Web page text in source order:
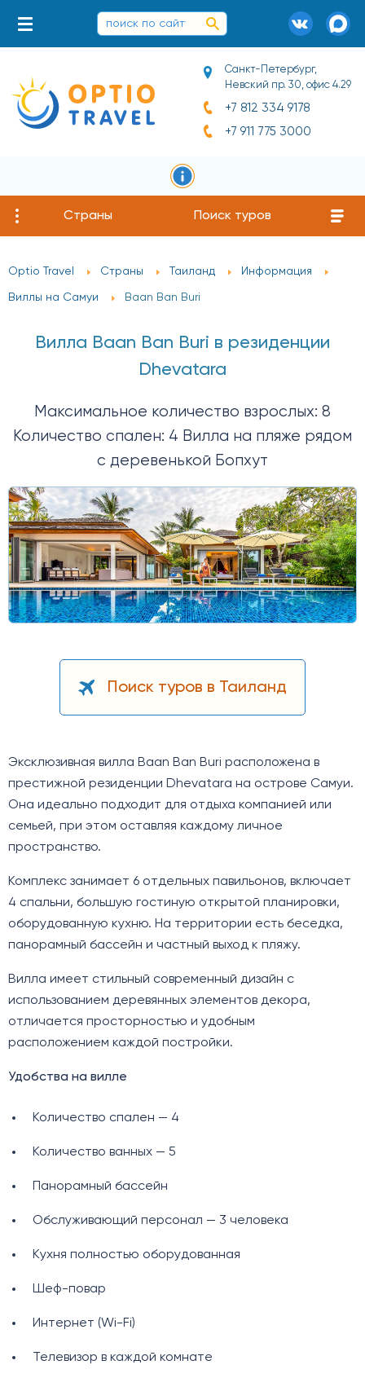
Санкт-Петербург,
Невский пр. 30, офис 4.29
+7 812 334 9178
+7 911 775 3000
Страны Поиск туров
Optio Travel Страны Таиланд Информация
Виллы на Самуи Baan Ban Buri
Вилла Baan Ban Buri в резиденции
Dhevatara
Максимальное количество взрослых: 8
Количество спален: 4 Вилла на пляже рядом
с деревенькой Бопхут
Поиск туров в Таиланд
Эксклюзивная вилла Baan Ban Buri расположена в
престижной резиденции Dhevatara на острове Самуи.
Она идеально подходит для отдыха компанией или
семьей, при этом оставляя каждому личное
пространство.
Комплекс занимает 6 отдельных павильонов, включает
4 спальни, большую гостиную открытой планировки,
оборудованную кухню. На территории есть беседка,
панорамный бассейн и частный выход к пляжу.
Вилла имеет стильный современный дизайн с
использованием деревянных элементов декора,
отличается просторностью и удобным
расположением каждой постройки.
Удобства на вилле
Количество спален — 4
Количество ванных — 5
Панорамный бассейн
Обслуживающий персонал — 3 человека
Кухня полностью оборудованная
Шеф-повар
Интернет (Wi-Fi)
Телевизор в каждой комнате